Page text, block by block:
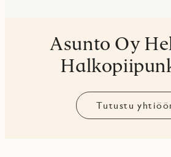
Asunto Oy
Tutustu